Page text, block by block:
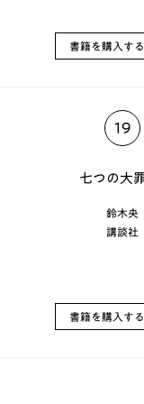
書籍を購入する
19
七つの大
鈴木央
講談社
書籍を購入する